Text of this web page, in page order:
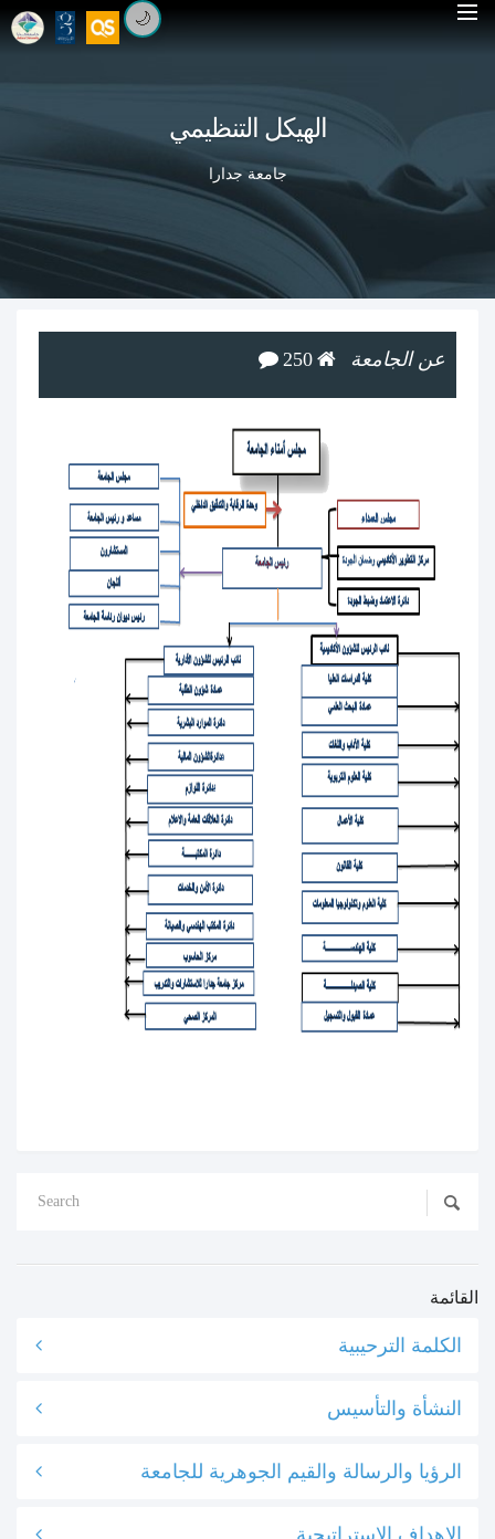
🌙
الهيكل التنظيمي
جامعة جدارا
عن الجامعة 250
القائمة
الكلمة الترحيبية
النشأة والتأسيس
الرؤيا والرسالة والقيم الجوهرية للجامعة
الاهداف الاستراتيجية